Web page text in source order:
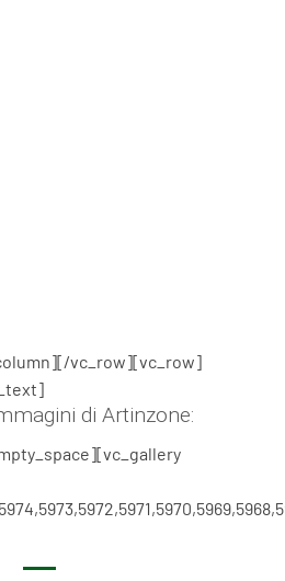
vc_row][vc_row]
di Artinzone: